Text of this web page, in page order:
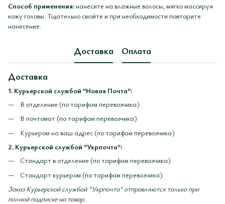
Способ применения: нанесите на влажные волосы, мягко массируя
кожу головы. Тщательно смойте и при необходимости повторите
нанесение.
Доставка Оплата
Доставка
1. Курьерской службой "Новая Почта":
В отделение (по тарифам перевозчика)
В почтомат (по тарифам перевозчика)
Курьером на ваш адрес (по тарифам перевозчика)
2. Курьерской службой "Укрпочта":
Стандарт в отделение (по тарифам перевозчика)
Стандарт курьером (по тарифам перевозчика)
Заказ Курьерской службой "Укрпочта" отправляются только при
полной подписке на товар.